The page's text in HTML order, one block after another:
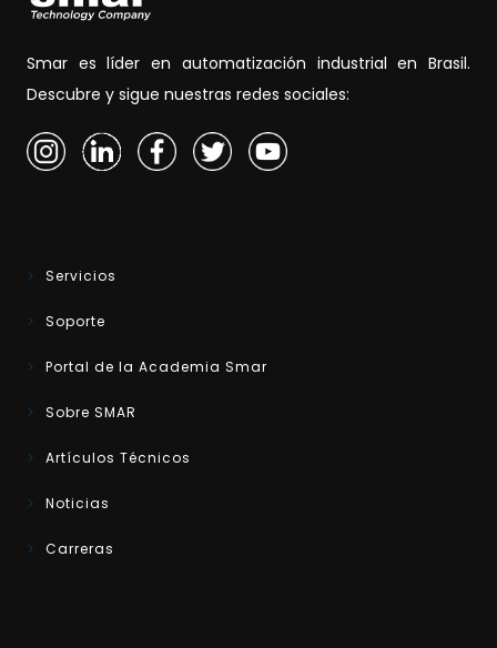
Smar es líder en automatización industrial en Brasil.
Descubre y sigue nuestras redes sociales:
Servicios
Soporte
Portal de la Academia Smar
Sobre SMAR
Artículos Técnicos
Noticias
Carreras